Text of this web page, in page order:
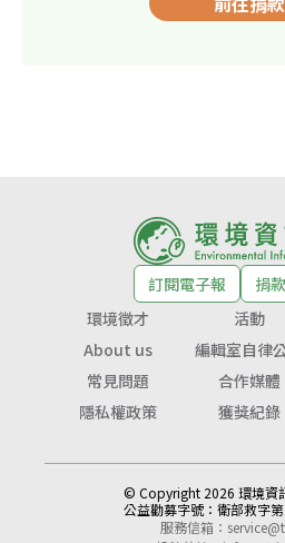
訂閱電子報
捐
環境徵才
活動
About us
編輯室自律
常見問題
合作媒體
隱私權政策
獲獎紀錄
© Copyright 2026 環境資
公益勸募字號： 衛部救字
服務信箱：